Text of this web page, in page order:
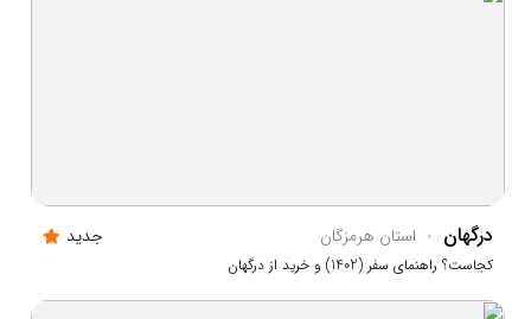
درگهان استان هرمزگان جدید
کجاست؟ راهنمای سفر (1402) و خرید از درگهان